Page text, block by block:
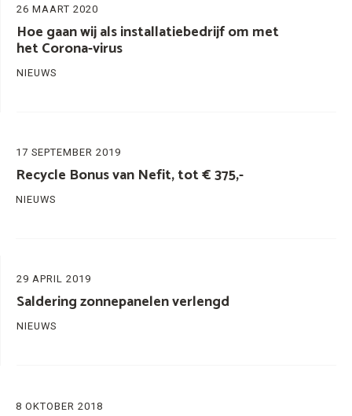
26 MAART 2020
Hoe gaan wij als installatiebedrijf om met
het Corona-virus
NIEUWS
17 SEPTEMBER 2019
Recycle Bonus van Nefit, tot € 375,-
NIEUWS
29 APRIL 2019
Saldering zonnepanelen verlengd
NIEUWS
8 OKTOBER 2018